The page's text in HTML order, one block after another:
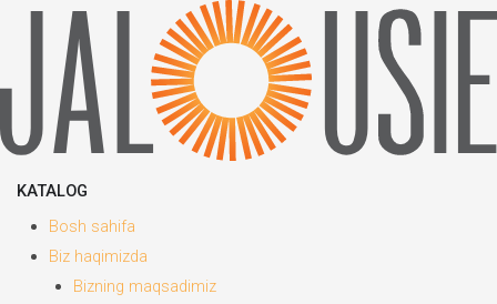
KATALOG
Bosh sahifa
Biz haqimizda
Bizning maqsadimiz